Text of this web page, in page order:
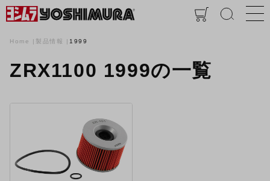
Home 製品情報 1999
ZRX1100 1999の一覧